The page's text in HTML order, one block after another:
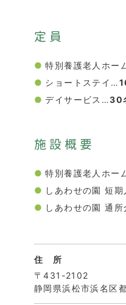
定員
特別養護老人ホー
ショートステイ…
デイサービス…30
施設概要
特別養護老人ホー
しあわせの園 短
しあわせの園 通
住 所
〒431-2102
静岡県浜松市浜名区